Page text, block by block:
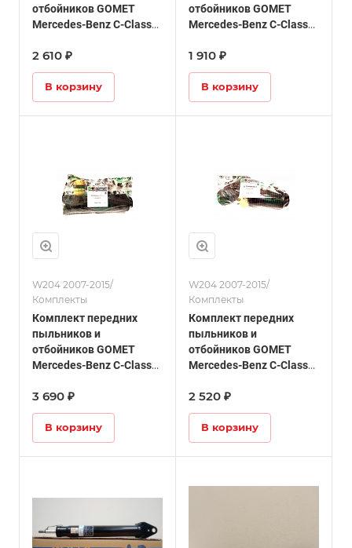
отбойников GOMET
Mercedes-Benz C-Class
2 610 ₽
В корзину
отбойников GOMET
Mercedes-Benz C-Class
1 910 ₽
В корзину
W204 2007-2015/
Комплекты
Комплект передних
пыльников и
отбойников GOMET
Mercedes-Benz C-Class
3 690 ₽
В корзину
W204 2007-2015/
Комплекты
Комплект передних
пыльников и
отбойников GOMET
Mercedes-Benz C-Class
2 520 ₽
В корзину